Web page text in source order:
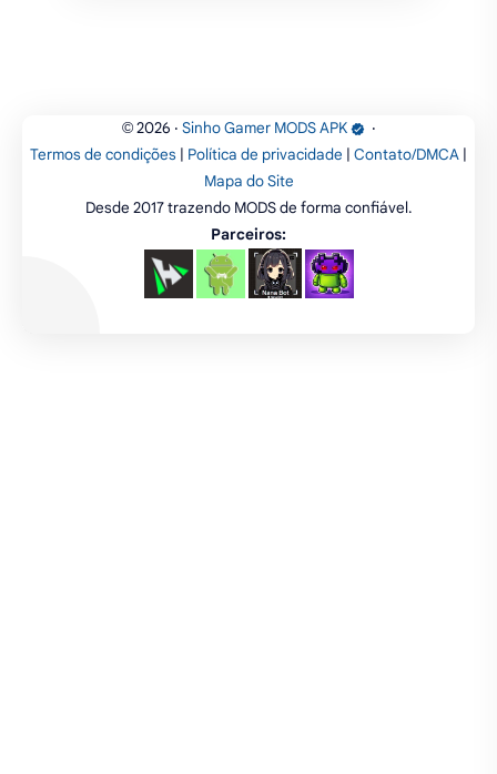
luta educação
desenho
artes
© 2026 ‧ Sinho Gamer MODS APK
‧
Termos de condições
Política de privacidade Contato/DMCA
Mapa do Site
Desde 2017 trazendo MODS de forma confiável.
Parceiros: